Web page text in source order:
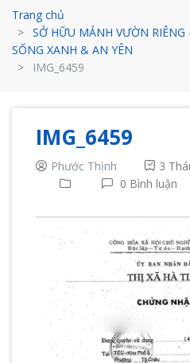
Trang chủ
SỞ HỮU MẢNH VƯỜN
SỐNG XANH & AN YÊN
IMG_6459
IMG_6459
Phước Thịnh
3
0 Bình luận